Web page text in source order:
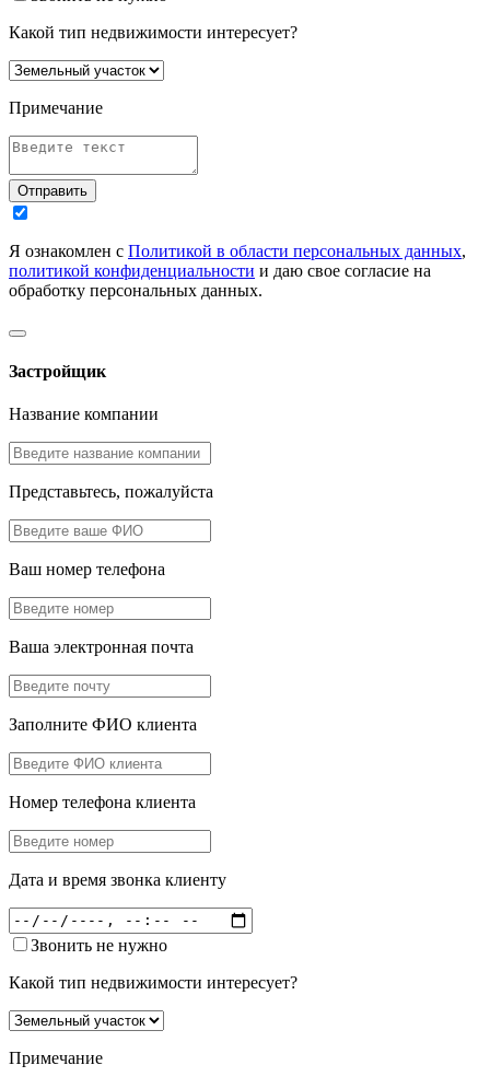
Какой тип недвижимости интересует?
Примечание
Отправить
Я ознакомлен с Политикой в области персональных данных,
политикой конфиденциальности и даю свое согласие на
обработку персональных данных.
Застройщик
Название компании
Представьтесь, пожалуйста
Ваш номер телефона
Ваша электронная почта
Заполните ФИО клиента
Номер телефона клиента
Дата и время звонка клиенту
Звонить не нужно
Какой тип недвижимости интересует?
Примечание